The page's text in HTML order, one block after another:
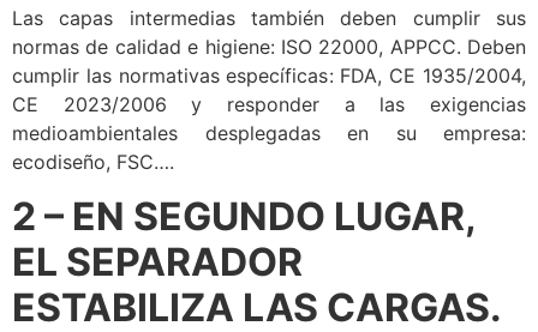
Las capas intermedias también deben cumplir sus
normas de calidad e higiene: ISO 22000, APPCC. Deben
cumplir las normativas específicas: FDA, CE 1935/2004,
CE 2023/2006 y responder a las exigencias
medioambientales desplegadas en su empresa:
ecodiseño, FSC….
2 – EN SEGUNDO LUGAR,
EL SEPARADOR
ESTABILIZA LAS CARGAS.